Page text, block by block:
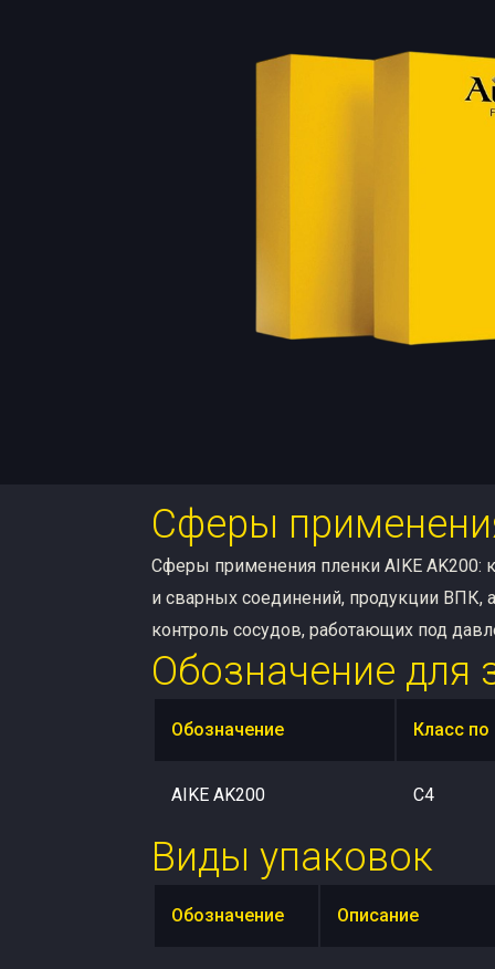
Сферы
Сферы применения пленки AIKE AK200:
и сварных соединений, продукции ВПК,
контроль сосудов, работающих под
Обозначение для
Обозначение Класс по
AIKE AK200 C4
Виды упаковок
Обозначение Описание